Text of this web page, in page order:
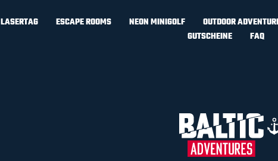
LASERTAG ESCAPE ROOMS NEON MINIGOLF OUTDOOR
GUTSCHEINE
FAQ